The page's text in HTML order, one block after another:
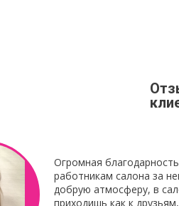
Огромная
работникам салона за
добрую атмосферу, в
приходишь как к друзьям,